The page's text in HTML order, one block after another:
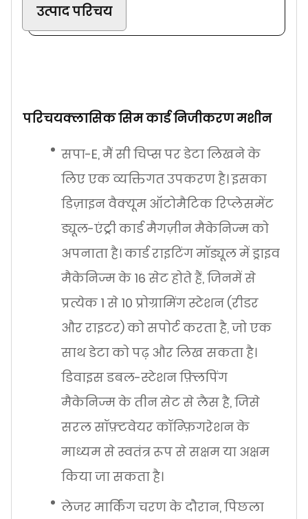
उत्पाद परिचय
परिचयक्लासिक सिम कार्ड निजीकरण मशीन
सपा-E, मैं सी चिप्स पर डेटा लिखने के
लिए एक व्यक्तिगत उपकरण है। इसका
डिज़ाइन वैक्यूम ऑटोमैटिक रिप्लेसमेंट
ड्यूल-एंट्री कार्ड मैगज़ीन मैकेनिज्म को
अपनाता है। कार्ड राइटिंग मॉड्यूल में ड्राइव
मैकेनिज्म के 16 सेट होते हैं, जिनमें से
प्रत्येक 1 से 10 प्रोग्रामिंग स्टेशन (रीडर
और राइटर) को सपोर्ट करता है, जो एक
साथ डेटा को पढ़ और लिख सकता है।
डिवाइस डबल-स्टेशन फ़्लिपिंग
मैकेनिज्म के तीन सेट से लैस है, जिसे
सरल सॉफ़्टवेयर कॉन्फ़िगरेशन के
माध्यम से स्वतंत्र रूप से सक्षम या अक्षम
किया जा सकता है।
लेजर मार्किंग चरण के दौरान, पिछला